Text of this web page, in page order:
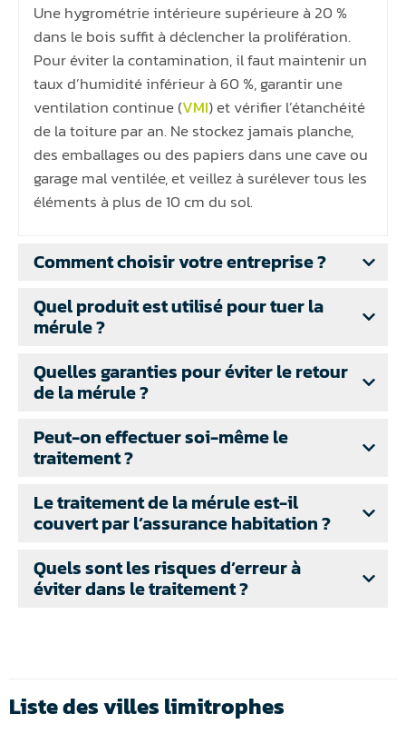
Une hygrométrie intérieure supérieure à 20 %
dans le bois suffit à déclencher la prolifération.
Pour éviter la contamination, il faut maintenir un
taux d’humidité inférieur à 60 %, garantir une
ventilation continue (VMI) et vérifier l’étanchéité
de la toiture par an. Ne stockez jamais planche,
des emballages ou des papiers dans une cave ou
garage mal ventilée, et veillez à surélever tous les
éléments à plus de 10 cm du sol.
Comment choisir votre entreprise ?
Quel produit est utilisé pour tuer la
mérule ?
Quelles garanties pour éviter le retour
de la mérule ?
Peut-on effectuer soi-même le
traitement ?
Le traitement de la mérule est-il
couvert par l’assurance habitation ?
Quels sont les risques d’erreur à
éviter dans le traitement ?
Liste des villes limitrophes